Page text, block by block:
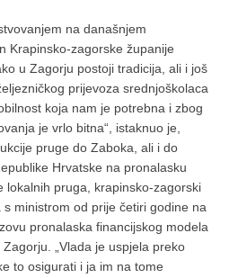
na današnjem
Krapinsko-zagorske županije
u Zagorju postoji tradicija, ali i još
prijevoza srednjoškolaca
koja nam je potrebna i zbog
je vrlo bitna“, istaknuo je,
pruge do Zaboka, ali i do
Hrvatske na pronalasku
lokalnih pruga, krapinsko-zagorski
ministrom od prije četiri godine na
pronalaska financijskog modela
„Vlada je uspjela preko
to osigurati i ja im na tome